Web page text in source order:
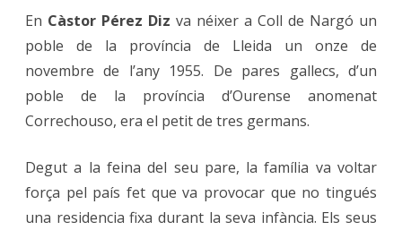
En Càstor Pérez Diz va néixer a Coll de Nargó un
poble de la província de Lleida un onze de
novembre de l’any 1955. De pares gallecs, d’un
poble de la província d’Ourense anomenat
Correchouso, era el petit de tres germans.
Degut a la feina del seu pare, la família va voltar
força pel país fet que va provocar que no tingués
una residencia fixa durant la seva infància. Els seus